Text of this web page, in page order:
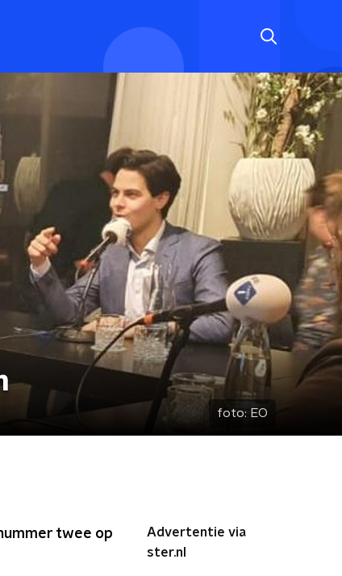
foto: EO
twee op
Advertentie via
ster.nl